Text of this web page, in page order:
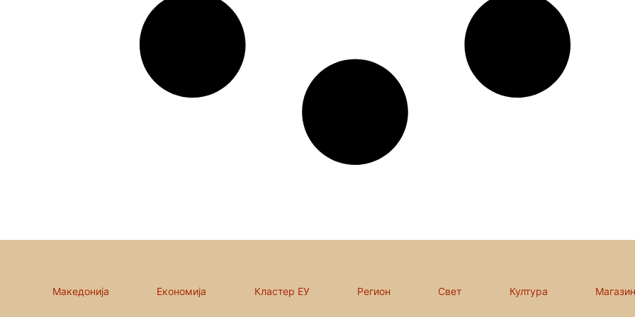
Македонија Економија Кластер ЕУ Регион Свет Култура Магазин